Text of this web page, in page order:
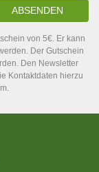
ABSENDEN
von 5€. Er kann
Der Gutschein
Den Newsletter
Kontaktdaten hierzu